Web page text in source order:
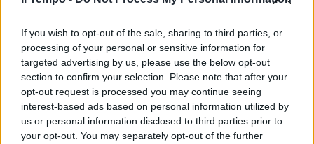
If you wish to opt-out of the sale, sharing to third parties, or
processing of your personal or sensitive information for
targeted advertising by us, please use the below opt-out
section to confirm your selection. Please note that after your
opt-out request is processed you may continue seeing
interest-based ads based on personal information utilized by
us or personal information disclosed to third parties prior to
your opt-out. You may separately opt-out of the further